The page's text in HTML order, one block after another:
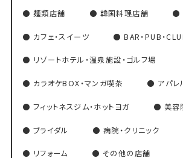
麺類店舗 韓国料理店舗
カフェ・スイーツ BAR・PUB・
リゾートホテル・温泉施設・ゴルフ場
カラオケBOX・マンガ喫茶 アパレ
フィットネスジム・ホットヨガ 美容
ブライダル 病院・クリニック
リフォーム その他の店舗